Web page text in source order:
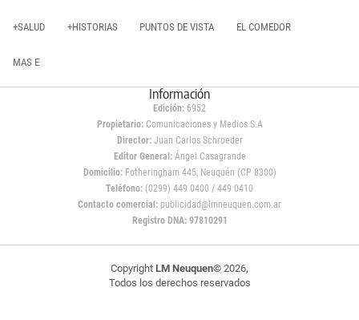
+SALUD +HISTORIAS PUNTOS DE VISTA EL COMEDOR
MAS E
Información
Edición: 6952
Propietario:Comunicaciones y Medios S.A
Director: Juan Carlos Schroeder
Editor General:Ángel Casagrande
Domicilio:Fotheringham 445, Neuquén (CP 8300)
Teléfono: (0299) 449 0400 / 449 0410
Contacto comercial: publicidad@lmneuquen.com.ar
Registro DNA: 97810291
Copyright LM Neuquen© 2026,
Todos los derechos reservados